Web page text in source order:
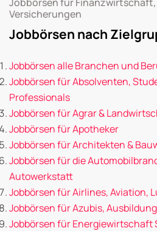
Versicherungen
Jobbörsen nach
Jobbörsen alle Branchen und
Jobbörsen für Absolventen,
Professionals
Jobbörsen für Agrar &
Jobbörsen für Apotheker
Jobbörsen für Architekten &
Jobbörsen für die
Autowerkstatt
Jobbörsen für Airlines, Aviation,
Jobbörsen für Azubis,
Jobbörsen für Energiewirtschaft